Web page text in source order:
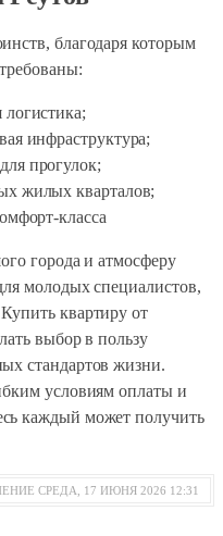
благодаря которым
инфраструктура;
прогулок;
жилых кварталов;
класса
города и атмосферу
молодых специалистов,
квартиру от
выбор в пользу
стандартов жизни.
условиям оплаты и
каждый может получить
СРЕДА, 17 ИЮНЯ 2026 12:31